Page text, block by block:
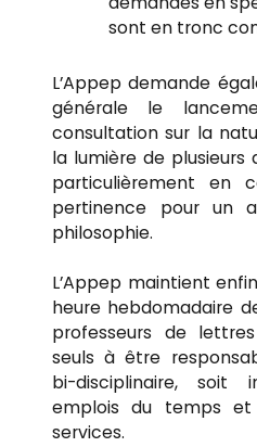
sont en tronc
L’Appep demande
générale le
consultation sur la
la lumière de plusieurs
particulièrement en
pertinence pour un
philosophie.
L’Appep maintient
heure hebdomadaire
professeurs de
seuls à être
bi-disciplinaire, soit
emplois du temps
services.